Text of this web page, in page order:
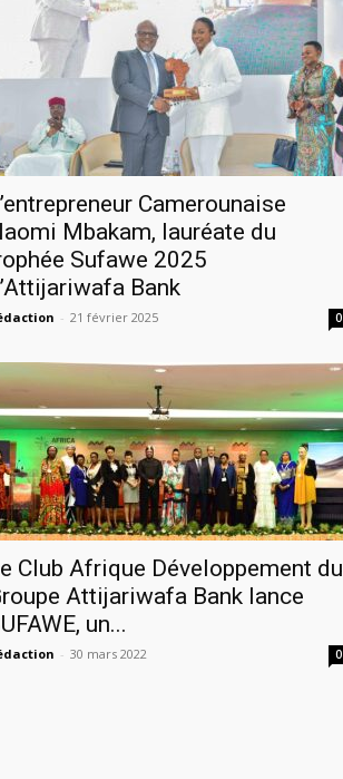
Camerounaise
Mbakam, lauréate du
Sufawe 2025
Bank
- 21 février 2025 0
Club Afrique Développement du
Attijariwafa Bank lance
un...
- 30 mars 2022 0